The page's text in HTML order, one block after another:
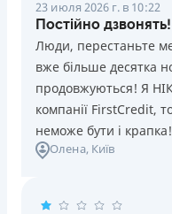
23 июля 2026 г. в 10:22
Постійно дзвонять!
Люди, перестаньте
вже більше десятка
продовжуються! Я
компанії FirstCredit,
неможе бути і крапка!
Олена, Київ